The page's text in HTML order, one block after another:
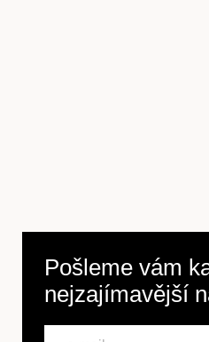
Pošleme vám
nejzajímavější